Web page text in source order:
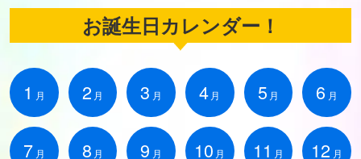
お誕生日カレンダー！
1 月 2 月 3 月 4 月 5 月 6 月
7 月 8 月 9 月 10 月 11 月 12 月